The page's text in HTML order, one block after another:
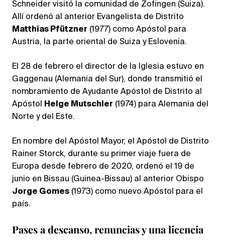
Schneider visitó la comunidad de Zofingen (Suiza).
Allí ordenó al anterior Evangelista de Distrito
Matthias Pfützner (1977) como Apóstol para
Austria, la parte oriental de Suiza y Eslovenia.
El 28 de febrero el director de la Iglesia estuvo en
Gaggenau (Alemania del Sur), donde transmitió el
nombramiento de Ayudante Apóstol de Distrito al
Apóstol Helge Mutschler (1974) para Alemania del
Norte y del Este.
En nombre del Apóstol Mayor, el Apóstol de Distrito
Rainer Storck, durante su primer viaje fuera de
Europa desde febrero de 2020, ordenó el 19 de
junio en Bissau (Guinea-Bissau) al anterior Obispo
Jorge Gomes (1973) como nuevo Apóstol para el
país.
Pases a descanso, renuncias y una licencia